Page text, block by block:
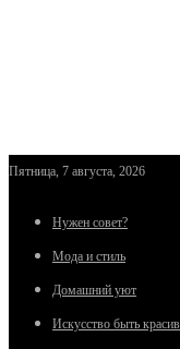
Пятница, 7 августа, 2026
Нужен совет?
Мода и стиль
Домашний уют
Искусство быть